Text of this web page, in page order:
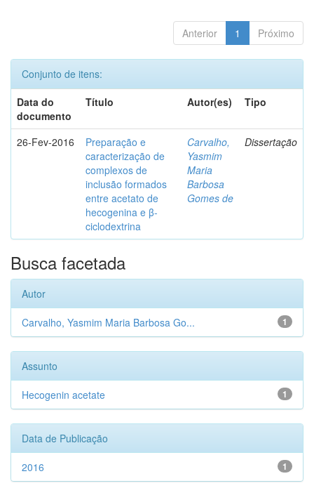
Anterior 1 Próximo
Conjunto de itens:
Data do
documento
Título Autor(es) Tipo
26-Fev-2016
Preparação e
caracterização de
complexos de
inclusão formados
entre acetato de
hecogenina e β-
ciclodextrina
Carvalho,
Yasmim
Maria
Barbosa
Gomes de
Dissertação
Busca facetada
Autor
1
Carvalho, Yasmim Maria Barbosa Go...
Assunto
1
Hecogenin acetate
Data de Publicação
1
2016